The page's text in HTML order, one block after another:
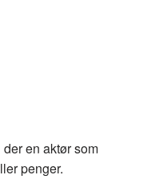
en aktør som
penger.